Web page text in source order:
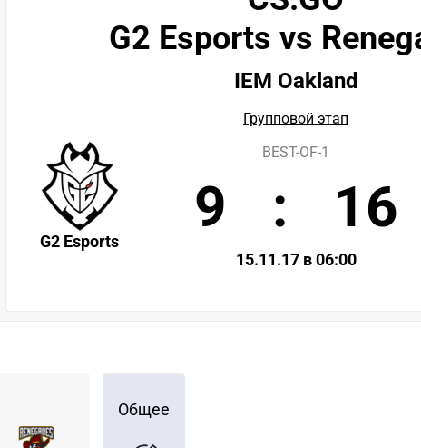
G2 Esports vs
IEM Oakland
Групповой этап
G2 Esports
BEST-OF-1
9 : 16
15.11.17 в 06:00
Общее